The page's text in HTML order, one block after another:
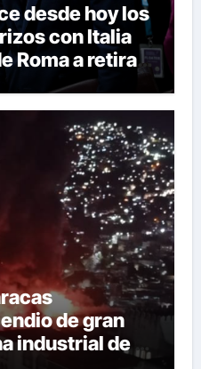
desde hoy los
con Italia
Roma a retirar
de gran
industrial de El